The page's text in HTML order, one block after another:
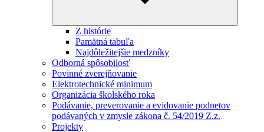
Z histórie
Pamätná tabuľa
Najdôležitejšie medzníky
Odborná spôsobilosť
Povinné zverejňovanie
Elektrotechnické minimum
Organizácia školského roka
Podávanie, preverovanie a evidovanie podnetov
podávaných v zmysle zákona č. 54/2019 Z.z.
Projekty